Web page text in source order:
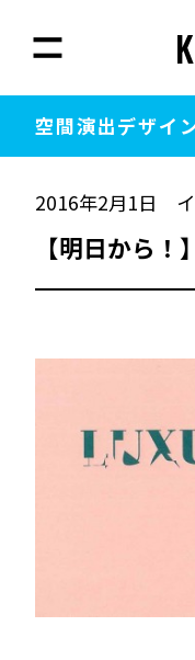
空間演出デザイ
2016年2月1日
【明日から